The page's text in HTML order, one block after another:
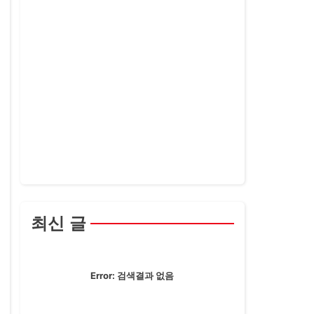
최신 글
Error: 검색결과 없음